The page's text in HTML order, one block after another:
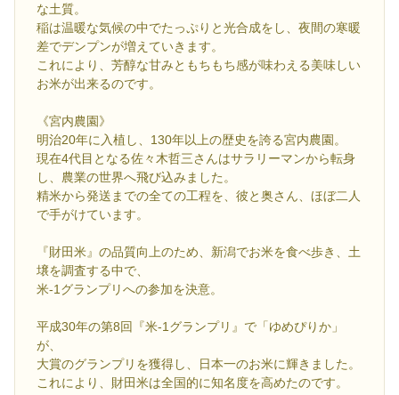
な土質。
稲は温暖な気候の中でたっぷりと光合成をし、夜間の寒暖
差でデンプンが増えていきます。
これにより、芳醇な甘みともちもち感が味わえる美味しい
お米が出来るのです。
《宮内農園》
明治20年に入植し、130年以上の歴史を誇る宮内農園。
現在4代目となる佐々木哲三さんはサラリーマンから転身
し、農業の世界へ飛び込みました。
精米から発送までの全ての工程を、彼と奥さん、ほぼ二人
で手がけています。
『財田米』の品質向上のため、新潟でお米を食べ歩き、土
壌を調査する中で、
米-1グランプリへの参加を決意。
平成30年の第8回『米-1グランプリ』で「ゆめぴりか」
が、
大賞のグランプリを獲得し、日本一のお米に輝きました。
これにより、財田米は全国的に知名度を高めたのです。